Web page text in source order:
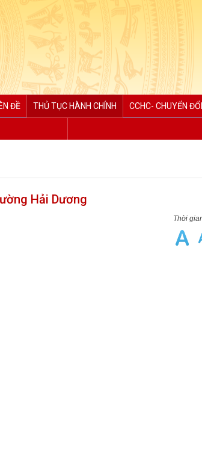
ĐỀ THỦ TỤC HÀNH CHÍNH CCHC- CHUYỂN
Hải Dương